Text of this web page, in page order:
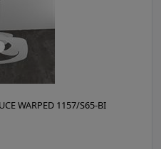
WARPED 1157/S65-BI